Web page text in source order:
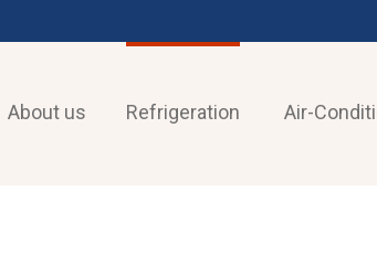
About us Refrigeration Air-